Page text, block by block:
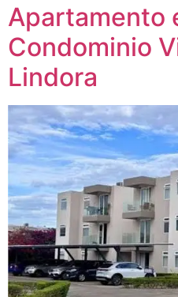
Apartamento
Condominio
Lindora